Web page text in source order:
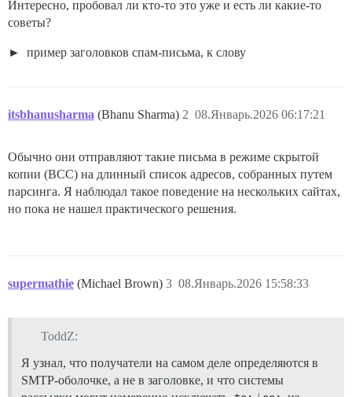
Интересно, пробовал ли кто-то это уже и есть ли какие-то
советы?
пример заголовков спам-письма, к слову
itsbhanusharma (Bhanu Sharma) 08.Январь.2026 06:17:21
2
Обычно они отправляют такие письма в режиме скрытой
копии (BCC) на длинный список адресов, собранных путем
парсинга. Я наблюдал такое поведение на нескольких сайтах,
но пока не нашел практического решения.
supermathie (Michael Brown) 08.Январь.2026 15:58:33
3
ToddZ:
Я узнал, что получатели на самом деле определяются в
SMTP-оболочке, а не в заголовке, и что системы